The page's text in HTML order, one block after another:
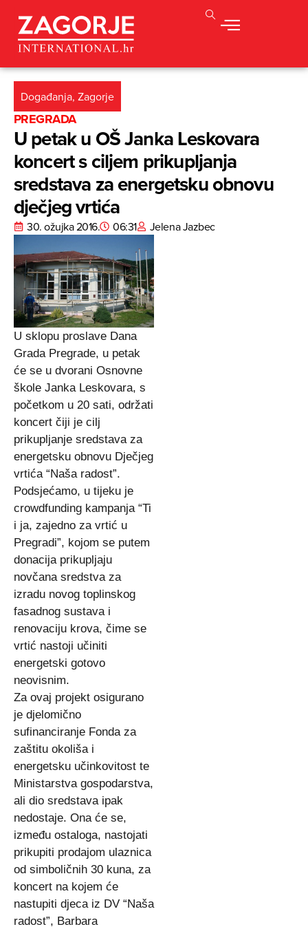
Događanja, Zagorje
PREGRADA
U petak u OŠ Janka Leskovara
koncert s ciljem prikupljanja
sredstava za energetsku obnovu
dječjeg vrtića
30. ožujka 2016. 06:31 Jelena Jazbec
U sklopu proslave Dana
Grada Pregrade, u petak
će se u dvorani Osnovne
škole Janka Leskovara, s
početkom u 20 sati, održati
koncert čiji je cilj
prikupljanje sredstava za
energetsku obnovu Dječjeg
vrtića “Naša radost”.
Podsjećamo, u tijeku je
crowdfunding kampanja “Ti
i ja, zajedno za vrtić u
Pregradi”, kojom se putem
donacija prikupljaju
novčana sredstva za
izradu novog toplinskog
fasadnog sustava i
renovaciju krova, čime se
vrtić nastoji učiniti
energetski gotovo
neovisnim.
Za ovaj projekt osigurano
je djelomično
sufinanciranje Fonda za
zaštitu okoliša i
energetsku učinkovitost te
Ministarstva gospodarstva,
ali dio sredstava ipak
nedostaje. Ona će se,
između ostaloga, nastojati
prikupiti prodajom ulaznica
od simboličnih 30 kuna, za
koncert na kojem će
nastupiti djeca iz DV “Naša
radost”, Barbara